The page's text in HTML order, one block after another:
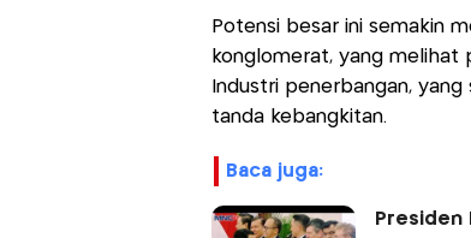
Potensi besar ini semakin
konglomerat, yang melihat
Industri penerbangan,
tanda kebangkitan.
baca juga:
Presiden